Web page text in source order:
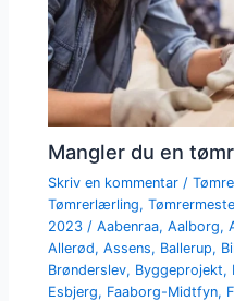
Mangler du en
Skriv en kommentar /
Tømrerlærling,
2023 /Aabenraa,Aalborg,
Allerød,Assens, Ballerup,
Brønderslev, Byggeprojekt,
Esbjerg, Faaborg-Midtfyn,